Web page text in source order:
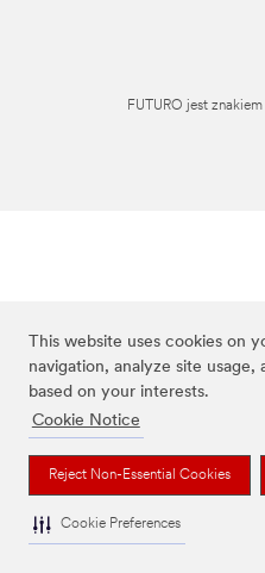
This website uses cookies on
navigation, analyze site
based on your interests.
Cookie Notice
Reject Non-Essential Cookies
Cookie Preferences
FUTURO jest